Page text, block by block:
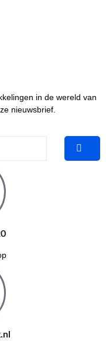
in de wereld van
nieuwsbrief.